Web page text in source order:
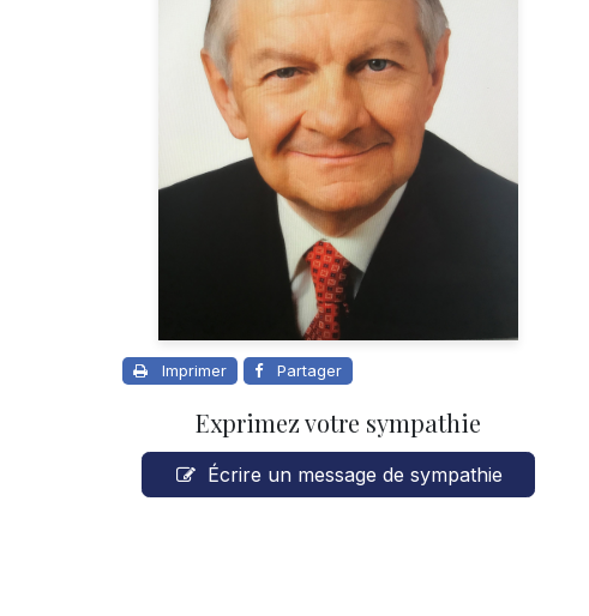
Imprimer Partager
Exprimez votre sympathie
Écrire un message de sympathie